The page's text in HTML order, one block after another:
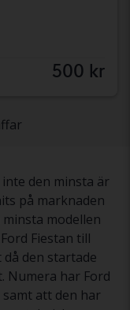
500 kr
den minsta är
på marknaden
minsta modellen
Fiestan till
den startade
Numera har Ford
att den har